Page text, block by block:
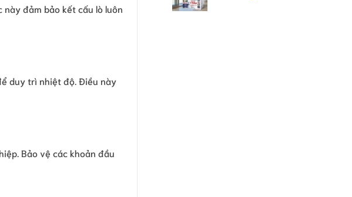
này đảm bảo kết cấu lò luôn
duy trì nhiệt độ. Điều này
Bảo vệ các khoản đầu